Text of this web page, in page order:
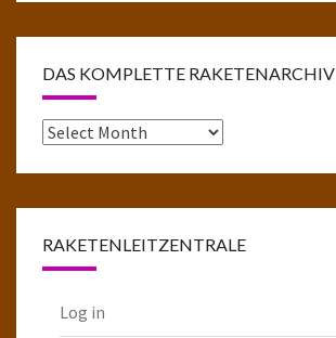
DAS KOMPLETTE RAKETENARCHIV
Das
RAKETENLEITZENTRALE
Log in